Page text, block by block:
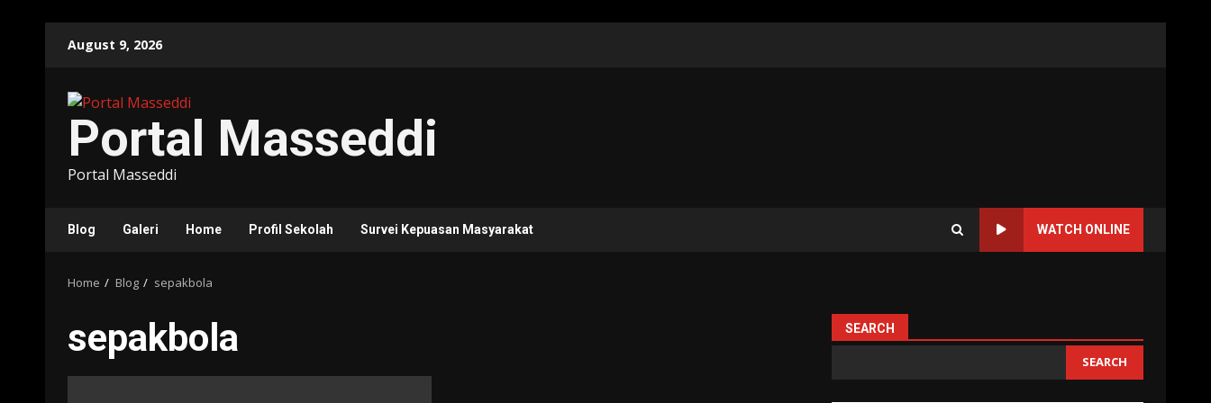
August 9, 2026
Portal Masseddi
Portal Masseddi
Blog Galeri Home Profil Sekolah Survei Kepuasan Masyarakat WATCH ONLINE
Home Blog sepakbola
sepakbola SEARCH
SEARCH